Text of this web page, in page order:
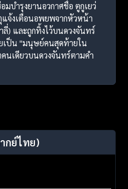
มบำรุงยานอวกาศชื่อ ตูกูเยว่
แจ้งเตือนอพยพจากหัวหน้า
) และถูกทิ้งไว้บนดวงจันทร์
ยเป็น "มนุษย์คนสุดท้ายใน
นเดียวบนดวงจันทร์ตามคำ
กย์ไทย)